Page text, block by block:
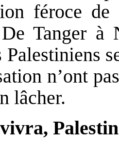
féroce
De Tanger
Palestiniens
n’ont
lâcher.
vivra,